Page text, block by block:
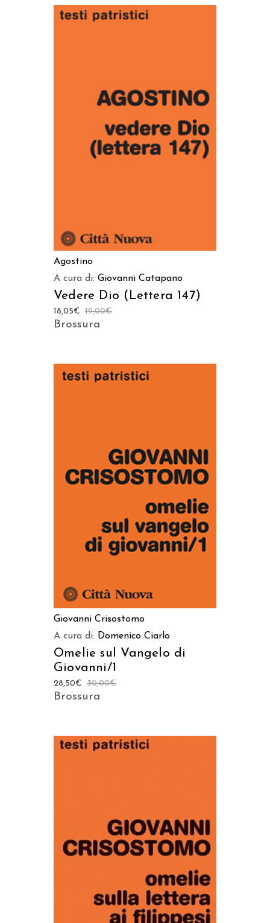
AGGIUNGI AL CARRELLO
Agostino
A cura di: Giovanni Catapano
Vedere Dio (Lettera 147)
19,00€
18,05€
Brossura
AGGIUNGI AL CARRELLO
Giovanni Crisostomo
A cura di: Domenico Ciarlo
Omelie sul Vangelo di
Giovanni/1
30,00€
28,50€
Brossura
AGGIUNGI AL CARRELLO